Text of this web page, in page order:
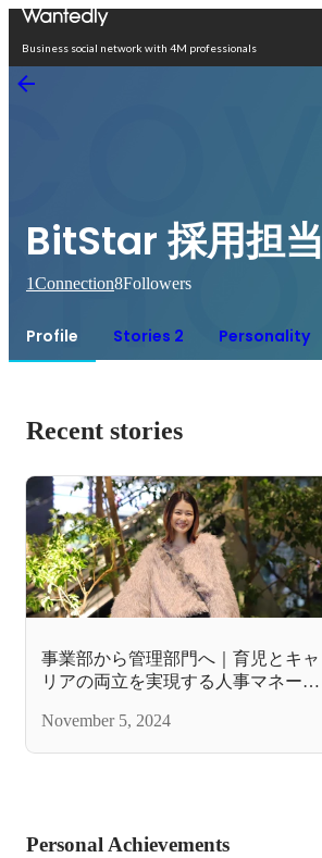
Business social network with 4M professionals
BitStar 採用担当
1Connection8Followers
Profile Stories 2 Personality
Recent stories
事業部から管理部門へ｜育児とキャ
リアの両立を実現する人事マネージ
November 5, 2024
Personal Achievements